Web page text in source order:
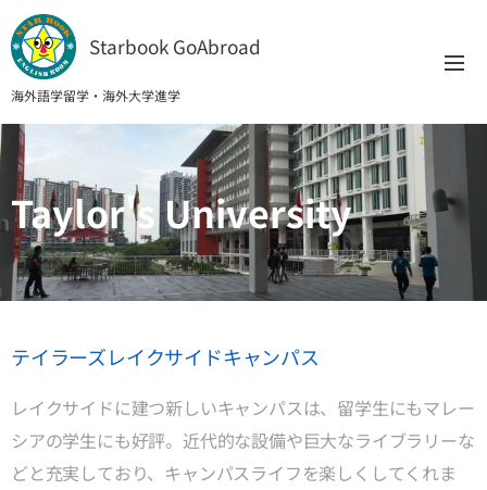
Starbook GoAbroad
海外語学留学・海外大学進学
Taylor's University
テイラーズレイクサイドキャンパス
レイクサイドに建つ新しいキャンパスは、留学生にもマレー
シアの学生にも好評。近代的な設備や巨大なライブラリーな
どと充実しており、キャンパスライフを楽しくしてくれま